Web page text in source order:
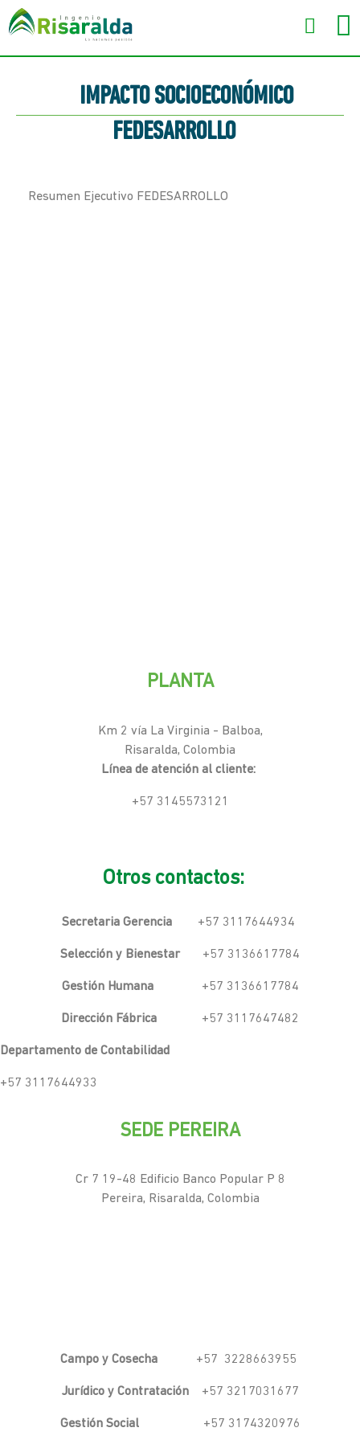
IMPACTO SOCIOECONÓMICO
FEDESARROLLO
Resumen Ejecutivo FEDESARROLLO
PLANTA
Km 2 vía La Virginia - Balboa,
Risaralda, Colombia
Línea de atención al cliente:
+57 3145573121
Otros contactos:
Secretaria Gerencia +57 3117644934
Selección y Bienestar+57 3136617784
Gestión Humana+57 3136617784
Dirección Fábrica +57 3117647482
Departamento de Contabilidad
+57 3117644933
SEDE PEREIRA
Cr 7 19-48 Edificio Banco Popular P 8
Pereira, Risaralda, Colombia
Campo y Cosecha +57 3228663955
Jurídico y Contratación +57 3217031677
Gestión Social+57 3174320976